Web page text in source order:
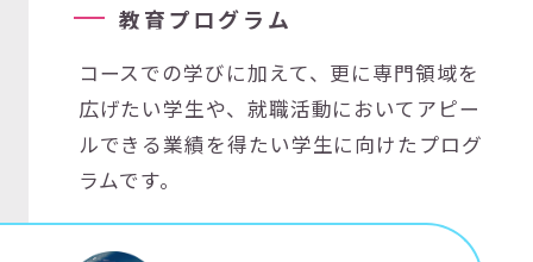
教育プログラ ム
コースでの学びに加えて、更に専門領域を
広げたい学生や、就職活動においてアピー
ルできる業績を得たい学生に向けたプログ
ラムです。